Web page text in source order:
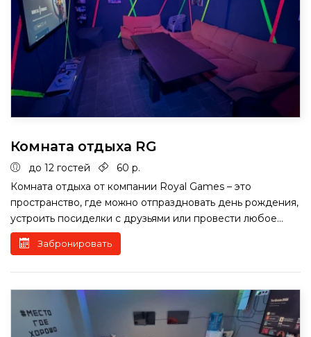
Комната отдыха RG
до 12 гостей
60 р.
Комната отдыха от компании Royal Games – это
пространство, где можно отпраздновать день рождения,
устроить посиделки с друзьями или провести любое...
Забронировать